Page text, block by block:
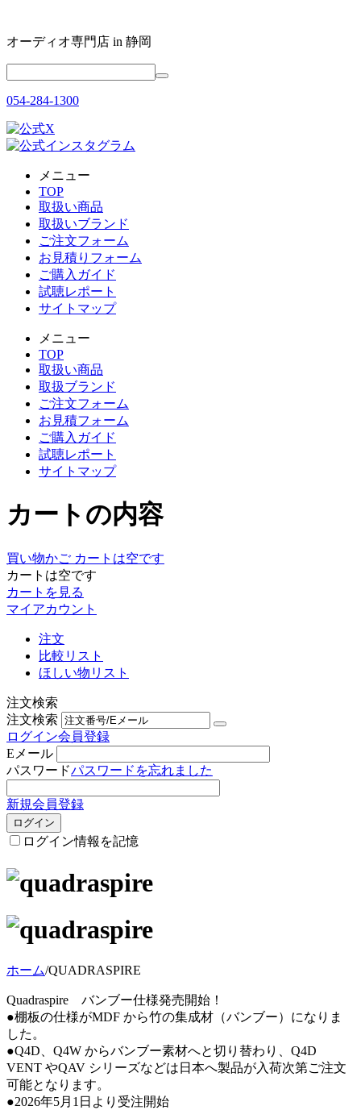
オーディオ専門店 in 静岡
054-284-1300
メニュー
TOP
取扱い商品
取扱いブランド
ご注文フォーム
お見積りフォーム
ご購入ガイド
試聴レポート
サイトマップ
メニュー
TOP
取扱い商品
取扱ブランド
ご注文フォーム
お見積フォーム
ご購入ガイド
試聴レポート
サイトマップ
カートの内容
買い物かご カートは空です
カートは空です
カートを見る
マイアカウント
注文
比較リスト
ほしい物リスト
注文検索
注文検索
ログイン会員登録
Eメール
パスワードパスワードを忘れました
新規会員登録
ログイン
ログイン情報を記憶
ホーム/QUADRASPIRE
Quadraspire バンブー仕様発売開始！
●棚板の仕様がMDF から竹の集成材（バンブー）になりま
した。
●Q4D、Q4W からバンブー素材へと切り替わり、Q4D
VENT やQAV シリーズなどは日本へ製品が入荷次第ご注文
可能となります。
●2026年5月1日より受注開始